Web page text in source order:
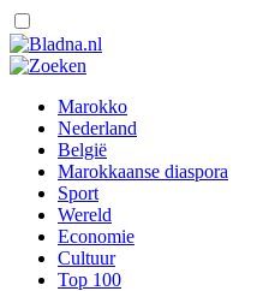
Marokko
Nederland
België
Marokkaanse diaspora
Sport
Wereld
Economie
Cultuur
Top 100